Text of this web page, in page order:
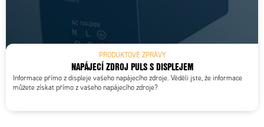
PRODUKTOVÉ ZPRÁVY
NAPÁJECÍ ZDROJ PULS S DISPLEJEM
Informace přímo z displeje vašeho napájecího zdroje. Věděli jste, že informace
můžete získat přímo z vašeho napájecího zdroje?